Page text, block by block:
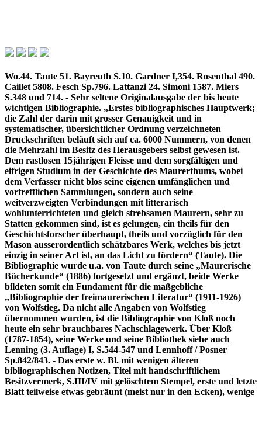
Wo.44. Taute 51. Bayreuth S.10. Gardner I,354. Rosenthal 490.
Caillet 5808. Fesch Sp.796. Lattanzi 24. Simoni 1587. Miers
S.348 und 714. - Sehr seltene Originalausgabe der bis heute
wichtigen Bibliographie. „Erstes bibliographisches Hauptwerk;
die Zahl der darin mit grosser Genauigkeit und in
systematischer, übersichtlicher Ordnung verzeichneten
Druckschriften beläuft sich auf ca. 6000 Nummern, von denen
die Mehrzahl im Besitz des Herausgebers selbst gewesen ist.
Dem rastlosen 15jährigen Fleisse und dem sorgfältigen und
eifrigen Studium in der Geschichte des Maurerthums, wobei
dem Verfasser nicht blos seine eigenen umfänglichen und
vortrefflichen Sammlungen, sondern auch seine
weitverzweigten Verbindungen mit litterarisch
wohlunterrichteten und gleich strebsamen Maurern, sehr zu
Statten gekommen sind, ist es gelungen, ein theils für den
Geschichtsforscher überhaupt, theils und vorzüglich für den
Mason ausserordentlich schätzbares Werk, welches bis jetzt
einzig in seiner Art ist, an das Licht zu fördern“ (Taute). Die
Bibliographie wurde u.a. von Taute durch seine „Maurerische
Bücherkunde“ (1886) fortgesetzt und ergänzt, beide Werke
bildeten somit ein Fundament für die maßgebliche
„Bibliographie der freimaurerischen Literatur“ (1911-1926)
von Wolfstieg. Da nicht alle Angaben von Wolfstieg
übernommen wurden, ist die Bibliographie von Kloß noch
heute ein sehr brauchbares Nachschlagewerk. Über Kloß
(1787-1854), seine Werke und seine Bibliothek siehe auch
Lenning (3. Auflage) I, S.544-547 und Lennhoff / Posner
Sp.842/843. - Das erste w. Bl. mit wenigen älteren
bibliographischen Notizen, Titel mit handschriftlichem
Besitzvermerk, S.III/IV mit gelöschtem Stempel, erste und letzte
Blatt teilweise etwas gebräunt (meist nur in den Ecken), wenige